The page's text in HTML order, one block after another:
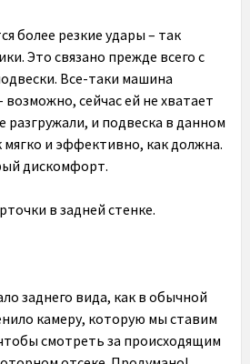
более резкие удары – так
Это связано прежде всего с
Все-таки машина
возможно, сейчас ей не хватает
разгружали, и подвеска в данном
мягко и эффективно, как должна.
дискомфорт.
в задней стенке.
заднего вида, как в обычной
камеру, которую мы ставим
смотреть за происходящим